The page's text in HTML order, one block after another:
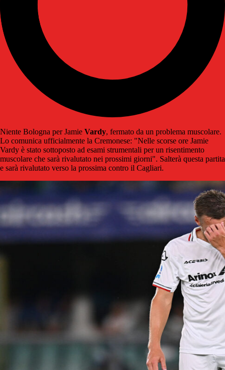
Niente Bologna per Jamie Vardy, fermato da un problema muscolare.
Lo comunica ufficialmente la Cremonese: "Nelle scorse ore Jamie
Vardy è stato sottoposto ad esami strumentali per un risentimento
muscolare che sarà rivalutato nei prossimi giorni". Salterà questa partita
e sarà rivalutato verso la prossima contro il Cagliari.